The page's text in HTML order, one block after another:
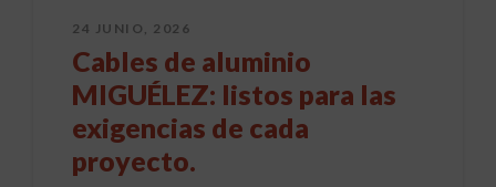
24 JUNIO, 2026
Cables de aluminio
MIGUÉLEZ: listos para las
exigencias de cada
proyecto.